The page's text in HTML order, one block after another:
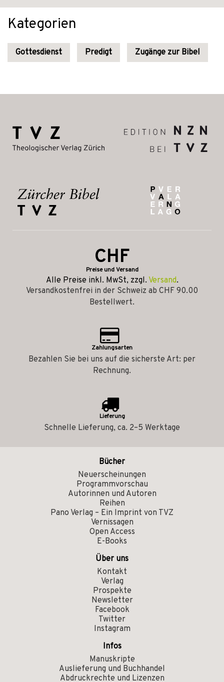
Kategorien
Gottesdienst Predigt Zugänge zur Bibel
CHF
Preise und Versand
Alle Preise inkl. MwSt, zzgl. Versand.
Versandkostenfrei in der Schweiz ab CHF 90.00
Bestellwert.
Zahlungsarten
Bezahlen Sie bei uns auf die sicherste Art: per
Rechnung.
Lieferung
Schnelle Lieferung, ca. 2–5 Werktage
Bücher
Neuerscheinungen
Programmvorschau
Autorinnen und Autoren
Reihen
Pano Verlag – Ein Imprint von TVZ
Vernissagen
Open Access
E-Books
Über uns
Kontakt
Verlag
Prospekte
Newsletter
Facebook
Twitter
Instagram
Infos
Manuskripte
Auslieferung und Buchhandel
Abdruckrechte und Lizenzen